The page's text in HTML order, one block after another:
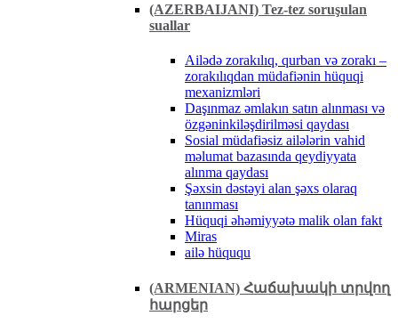
(AZERBAIJANI) Tez-tez soruşulan
suallar
Ailədə zorakılıq, qurban və zorakı –
zorakılıqdan müdafiənin hüquqi
mexanizmləri
Daşınmaz əmlakın satın alınması və
özgəninkiləşdirilməsi qaydası
Sosial müdafiəsiz ailələrin vahid
məlumat bazasında qeydiyyata
alınma qaydası
Şəxsin dəstəyi alan şəxs olaraq
tanınması
Hüquqi əhəmiyyətə malik olan fakt
Miras
ailə hüququ
(ARMENIAN) Հաճախակի տրվող
հարցեր